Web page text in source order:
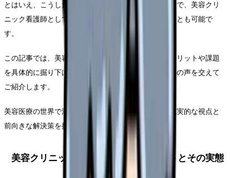
とはいえ、こうした課題を理解し適切に対処することで、美容クリ
ニック看護師としてやりがいを感じながら長く働くことも可能で
す。
この記事では、美容クリニック看護師が直面するデメリットや課題
を具体的に掘り下げ、それぞれの対処法について現場の声を交えて
ご紹介します。
美容医療の世界で活躍したい看護師さんにとって、現実的な視点と
前向きな解決策を提供できれば幸いです。
美容クリニック看護師の主なデメリットとその実態